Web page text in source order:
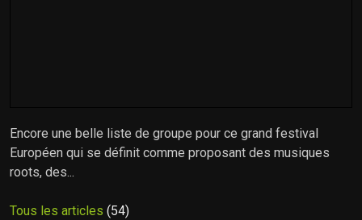
Encore une belle liste de groupe pour ce grand festival
Européen qui se définit comme proposant des musiques
roots, des...
Tous les articles (54)